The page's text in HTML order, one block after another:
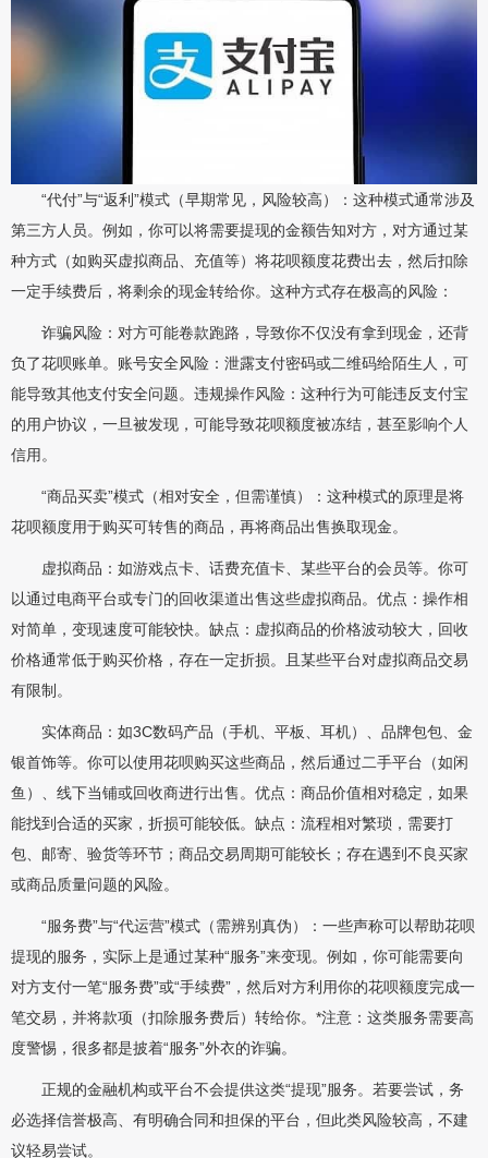
“代付”与“返利”模式（早期常见，风险较高）：这种模式通常涉及
第三方人员。例如，你可以将需要提现的金额告知对方，对方通过某
种方式（如购买虚拟商品、充值等）将花呗额度花费出去，然后扣除
一定手续费后，将剩余的现金转给你。这种方式存在极高的风险：
诈骗风险：对方可能卷款跑路，导致你不仅没有拿到现金，还背
负了花呗账单。账号安全风险：泄露支付密码或二维码给陌生人，可
能导致其他支付安全问题。违规操作风险：这种行为可能违反支付宝
的用户协议，一旦被发现，可能导致花呗额度被冻结，甚至影响个人
信用。
“商品买卖”模式（相对安全，但需谨慎）：这种模式的原理是将
花呗额度用于购买可转售的商品，再将商品出售换取现金。
虚拟商品：如游戏点卡、话费充值卡、某些平台的会员等。你可
以通过电商平台或专门的回收渠道出售这些虚拟商品。优点：操作相
对简单，变现速度可能较快。缺点：虚拟商品的价格波动较大，回收
价格通常低于购买价格，存在一定折损。且某些平台对虚拟商品交易
有限制。
实体商品：如3C数码产品（手机、平板、耳机）、品牌包包、金
银首饰等。你可以使用花呗购买这些商品，然后通过二手平台（如闲
鱼）、线下当铺或回收商进行出售。优点：商品价值相对稳定，如果
能找到合适的买家，折损可能较低。缺点：流程相对繁琐，需要打
包、邮寄、验货等环节；商品交易周期可能较长；存在遇到不良买家
或商品质量问题的风险。
“服务费”与“代运营”模式（需辨别真伪）：一些声称可以帮助花呗
提现的服务，实际上是通过某种“服务”来变现。例如，你可能需要向
对方支付一笔“服务费”或“手续费”，然后对方利用你的花呗额度完成一
笔交易，并将款项（扣除服务费后）转给你。*注意：这类服务需要高
度警惕，很多都是披着“服务”外衣的诈骗。
正规的金融机构或平台不会提供这类“提现”服务。若要尝试，务
必选择信誉极高、有明确合同和担保的平台，但此类风险较高，不建
议轻易尝试。